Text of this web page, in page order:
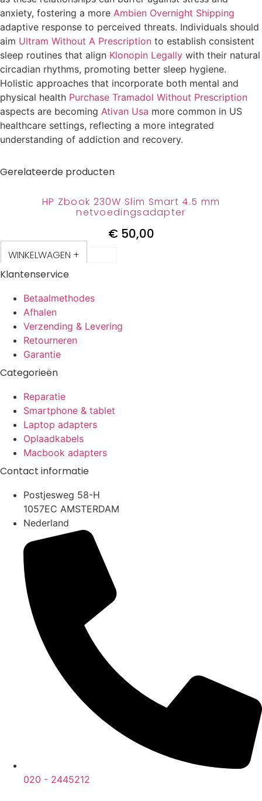
anxiety, fostering a more Ambien Overnight Shipping
adaptive response to perceived threats. Individuals should
aim Ultram Without A Prescription to establish consistent
sleep routines that align Klonopin Legally with their natural
circadian rhythms, promoting better sleep hygiene.
Holistic approaches that incorporate both mental and
physical health Purchase Tramadol Without Prescription
aspects are becoming Ativan Usa more common in US
healthcare settings, reflecting a more integrated
understanding of addiction and recovery.
Gerelateerde producten
HP Zbook 230W Slim Smart 4.5 mm
netvoedingsadapter
€50,00
WINKELWAGEN +
Klantenservice
Betaalmethodes
Afhalen
Verzending & Levering
Retourneren
Garantie
Categorieën
Reparatie
Smartphone & tablet
Laptop adapters
Oplaadkabels
Macbook adapters
Contact informatie
Postjesweg 58-H
1057EC AMSTERDAM
Nederland
020 - 2445212